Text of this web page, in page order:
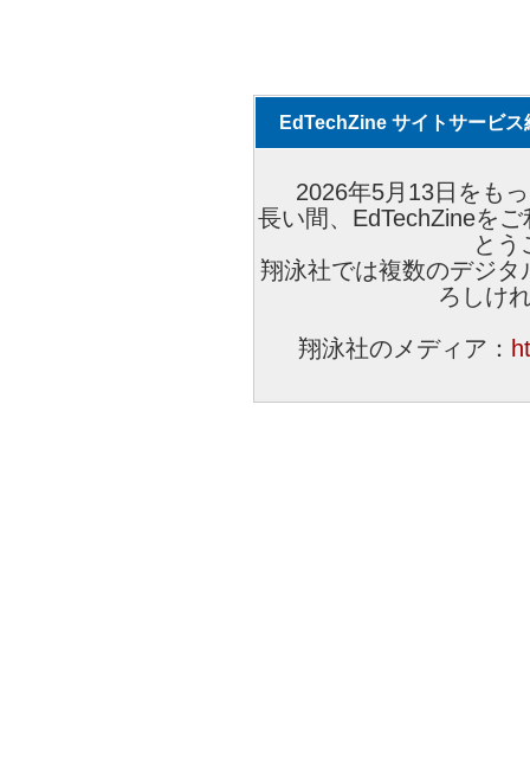
EdTechZine サイトサービス
2026年5月13日をも
長い間、EdTechZineを
とう
翔泳社では複数のデジ
ろしけ
翔泳社のメディア：